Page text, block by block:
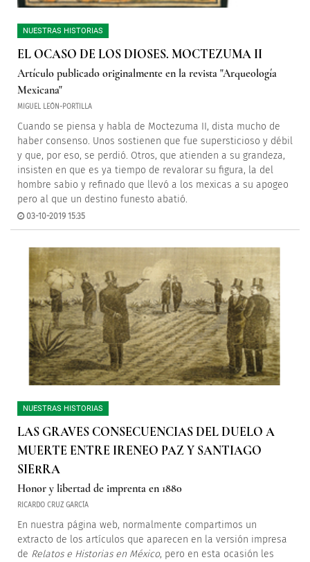
NUESTRAS HISTORIAS
EL OCASO DE LOS DIOSES. MOCTEZUMA II
Artículo publicado originalmente en la revista "Arqueología
Mexicana"
MIGUEL LEÓN-PORTILLA
Cuando se piensa y habla de Moctezuma II, dista mucho de
haber consenso. Unos sostienen que fue supersticioso y débil
y que, por eso, se perdió. Otros, que atienden a su grandeza,
insisten en que es ya tiempo de revalorar su figura, la del
hombre sabio y refinado que llevó a los mexicas a su apogeo
pero al que un destino funesto abatió.
03-10-2019 15:35
NUESTRAS HISTORIAS
LAS GRAVES CONSECUENCIAS DEL DUELO A
MUERTE ENTRE IRENEO PAZ Y SANTIAGO
SIERRA
Honor y libertad de imprenta en 1880
RICARDO CRUZ GARCÍA
En nuestra página web, normalmente compartimos un
extracto de los artículos que aparecen en la versión impresa
de Relatos e Historias en México, pero en esta ocasión les